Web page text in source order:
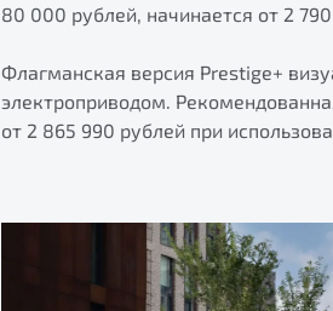
80 000 рублей, начинается от 2
Флагманская версия Prestige+
электроприводом.
от 2 865 990 рублей при